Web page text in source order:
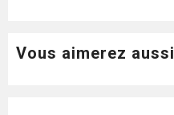
Vous aimerez aussi